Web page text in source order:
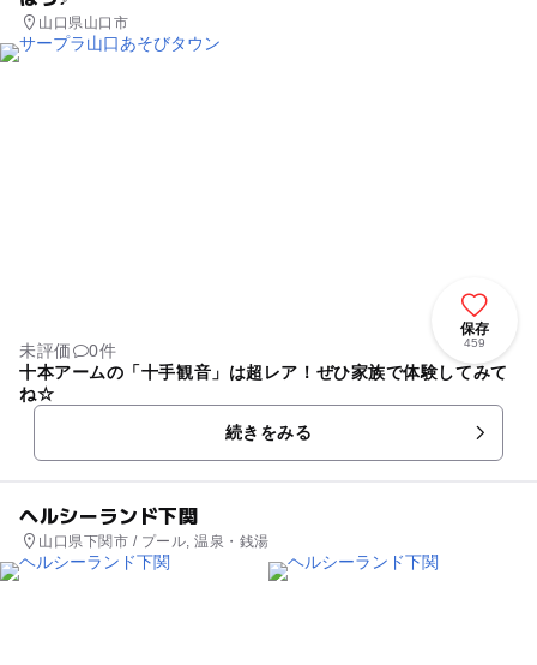
山口県山口市
保存
459
未評価
0件
十本アームの「十手観音」は超レア！ぜひ家族で体験してみて
ね☆
続きをみる
ヘルシーランド下関
山口県下関市 / プール, 温泉・銭湯